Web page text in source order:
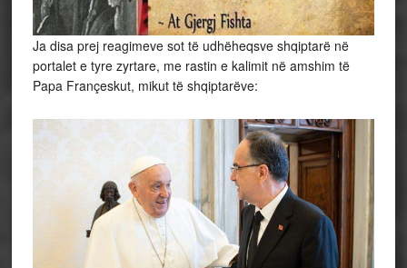
Ja disa prej reagimeve sot të udhëheqsve shqiptarë në
portalet e tyre zyrtare, me rastin e kalimit në amshim të
Papa Françeskut, mikut të shqiptarëve: